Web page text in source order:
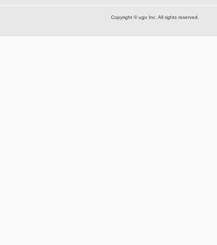
Copyright © ugo Inc. All rights reserved.